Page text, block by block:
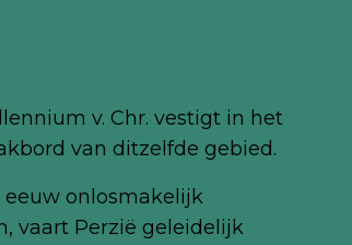
v. Chr. vestigt in het
van ditzelfde gebied.
onlosmakelijk
vaart Perzië geleidelijk